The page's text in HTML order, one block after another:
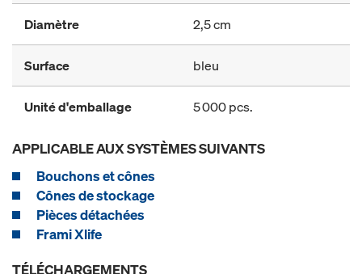
Diamètre 2,5 cm
Surface bleu
Unité d'emballage 5 000 pcs.
APPLICABLE AUX SYSTÈMES SUIVANTS
Bouchons et cônes
Cônes de stockage
Pièces détachées
Frami Xlife
TÉLÉCHARGEMENTS